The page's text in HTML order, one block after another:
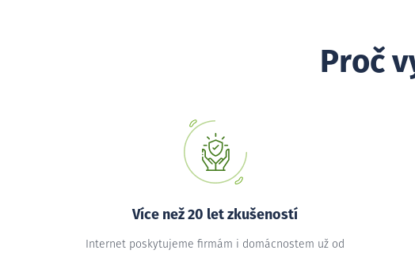
Proč
Více než 20 let zkušeností
Internet poskytujeme firmám i domácnostem už od